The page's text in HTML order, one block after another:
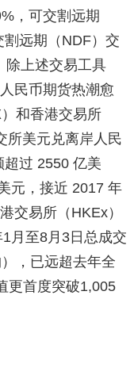
，可交割远期
割远期（NDF）交
除上述交易工具
民币期货热潮愈
和香港交易所
所美元兑离岸人民
过 2550 亿美
元，接近 2017 年
交易所（HKEx）
月至8月3日总成交
，已远超去年全
更首度突破1,005